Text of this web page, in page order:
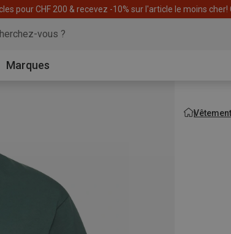
pour CHF 200 & recevez -10% sur l'article le moins cher!
Marques